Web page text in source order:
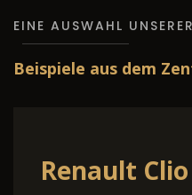
EINE AUSWAHL
Beispiele aus dem
Renault Clio